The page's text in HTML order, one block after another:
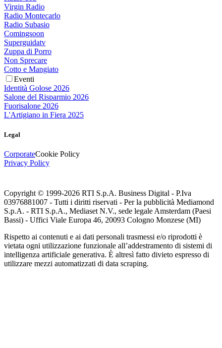
Virgin Radio
Radio Montecarlo
Radio Subasio
Comingsoon
Superguidatv
Zuppa di Porro
Non Sprecare
Cotto e Mangiato
Eventi
Identità Golose 2026
Salone del Risparmio 2026
Fuorisalone 2026
L'Artigiano in Fiera 2025
Legal
CorporateCookie Policy
Privacy Policy
Copyright © 1999-2026 RTI S.p.A. Business Digital - P.Iva
03976881007 - Tutti i diritti riservati - Per la pubblicità Mediamond
S.p.A. - RTI S.p.A., Mediaset N.V., sede legale Amsterdam (Paesi
Bassi) - Uffici Viale Europa 46, 20093 Cologno Monzese (MI)
Rispetto ai contenuti e ai dati personali trasmessi e/o riprodotti è
vietata ogni utilizzazione funzionale all’addestramento di sistemi di
intelligenza artificiale generativa. È altresì fatto divieto espresso di
utilizzare mezzi automatizzati di data scraping.